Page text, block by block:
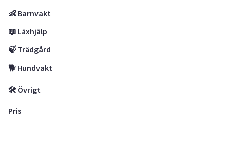
👶 Barnvakt
📖 Läxhjälp
🍃 Trädgård
🐕 Hundvakt
🛠 Övrigt
Pris